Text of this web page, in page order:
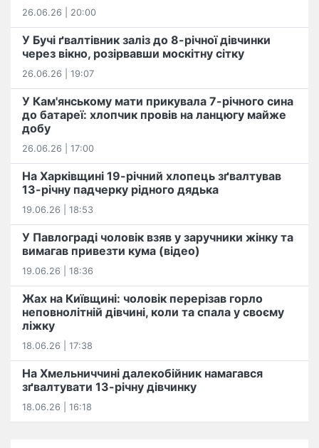
26.06.26 | 20:00
У Бучі ґвалтівник заліз до 8-річної дівчинки
через вікно, розірвавши москітну сітку
26.06.26 | 19:07
У Кам'янському мати прикувала 7-річного сина
до батареї: хлопчик провів на ланцюгу майже
добу
26.06.26 | 17:00
На Харківщині 19-річний хлопець​ ️зґвалтував
13-річну падчерку рідного дядька
19.06.26 | 18:53
У Павлограді чоловік взяв у заручники жінку та
вимагав привезти кума (відео)
19.06.26 | 18:36
Жах на Київщині: чоловік перерізав горло
неповнолітній дівчині, коли та спала у своєму
ліжку
18.06.26 | 17:38
На Хмельниччині далекобійник намагався
зґвалтувати 13-річну дівчинку
18.06.26 | 16:18